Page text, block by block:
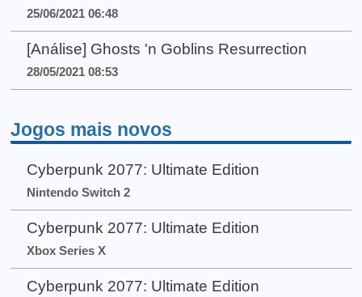
25/06/2021 06:48
[Análise] Ghosts 'n Goblins Resurrection
28/05/2021 08:53
Jogos mais novos
Cyberpunk 2077: Ultimate Edition
Nintendo Switch 2
Cyberpunk 2077: Ultimate Edition
Xbox Series X
Cyberpunk 2077: Ultimate Edition